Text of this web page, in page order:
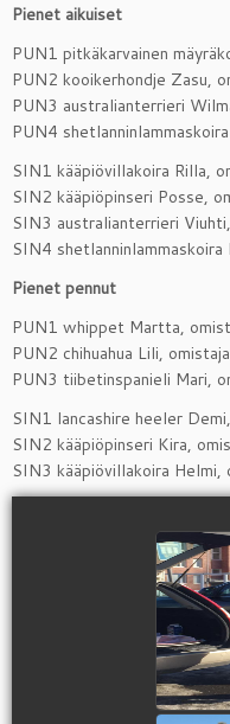
Pienet aikuiset
PUN1 pitkäkarvainen
PUN2 kooikerhondje Zasu,
PUN3 australianterrieri
PUN4
SIN1 kääpiövillakoira Rilla,
SIN2 kääpiöpinseri Posse,
SIN3 australianterrieri
SIN4
Pienet pennut
PUN1 whippet Martta,
PUN2 chihuahua Lili,
PUN3 tiibetinspanieli Mari,
SIN1 lancashire heeler
SIN2 kääpiöpinseri Kira,
SIN3 kääpiövillakoira Helmi,